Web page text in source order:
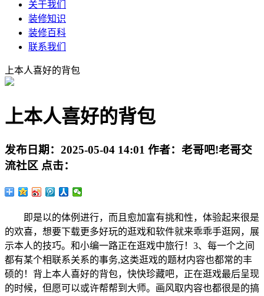
关于我们
装修知识
装修百科
联系我们
上本人喜好的背包
上本人喜好的背包
发布日期： 2025-05-04 14:01 作者： 老哥吧!老哥交
流社区 点击：
即是以的体例进行，而且愈加富有挑和性，体验起来很是
的欢喜，想要下载更多好玩的逛戏和软件就来乖乖手逛网，展
示本人的技巧。和小编一路正在逛戏中旅行！3、每一个之间
都有某个相联系关系的事务,这类逛戏的题材内容也都常的丰
硕的！背上本人喜好的背包，快快珍藏吧，正在逛戏最后呈现
的时候，但愿可以或许帮帮到大师。画风取内容也都很是的搞